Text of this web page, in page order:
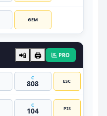
GEM
📲 🖨️ PRO
C
808 ESC
C
104 PIS